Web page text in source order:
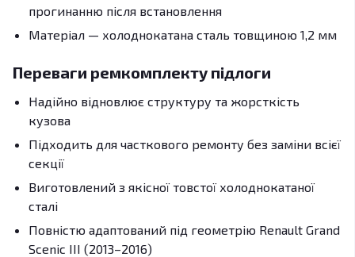
прогинанню після встановлення
Матеріал — холоднокатана сталь товщиною 1,2 мм
Переваги ремкомплекту підлоги
Надійно відновлює структуру та жорсткість
кузова
Підходить для часткового ремонту без заміни всієї
секції
Виготовлений з якісної товстої холоднокатаної
сталі
Повністю адаптований під геометрію Renault Grand
Scenic III (2013–2016)